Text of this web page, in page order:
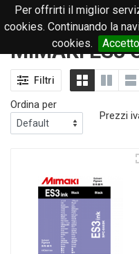
Per offrirti il miglior
cookies. Continuando la
cookies.
Accetto
MIMAKI ES3
Filtri
Ordina per
Prezzi